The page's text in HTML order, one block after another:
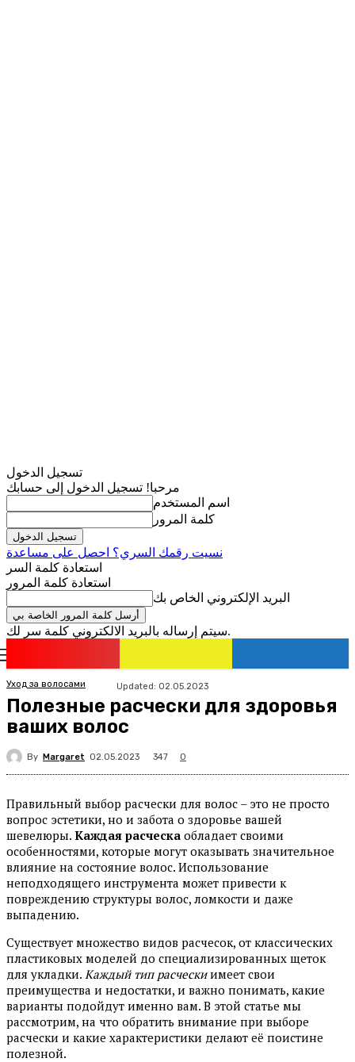
تسجيل الدخول
مرحبا! تسجيل الدخول إلى حسابك
اسم المستخدم
كلمة المرور
نسيت رقمك السري؟ احصل على مساعدة
استعادة كلمة السر
استعادة كلمة المرور
البريد الإلكتروني الخاص بك
سيتم إرساله بالبريد الالكتروني كلمة سر لك.
Уход за волосами Updated: 02.05.2023
Полезные расчески для здоровья
ваших волос
By Margaret 02.05.2023 347 0
Правильный выбор расчески для волос – это не просто
вопрос эстетики, но и забота о здоровье вашей
шевелюры. Каждая расческа обладает своими
особенностями, которые могут оказывать значительное
влияние на состояние волос. Использование
неподходящего инструмента может привести к
повреждению структуры волос, ломкости и даже
выпадению.
Существует множество видов расчесок, от классических
пластиковых моделей до специализированных щеток
для укладки. Каждый тип расческиимеет свои
преимущества и недостатки, и важно понимать, какие
варианты подойдут именно вам. В этой статье мы
рассмотрим, на что обратить внимание при выборе
расчески и какие характеристики делают её поистине
полезной.